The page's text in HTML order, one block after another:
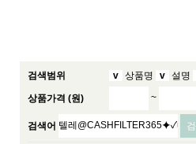
검색범위 v 상품명 v 설명
상품가격 (원) ~
검색어